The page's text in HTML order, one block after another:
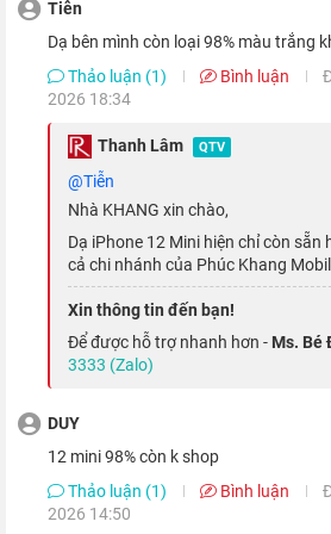
Quay sang mặt sau, Apple vẫn sử
nên độ bền của thiết bị cũng được cải
Màn hình OLED Super
nét
smartphone mini này của Nhà Táo,
bị màn hình kích thước 5.4 inch.
Tiễn
Dạ bên mình còn loại 98% màu trắng
Thảo luận (1)
Bình luận
2026 18:34
Thanh Lâm QTV
@Tiễn
Nhà KHANG xin chào,
Dạ iPhone 12 Mini hiện chỉ còn sẵn
cả chi nhánh của Phúc Khang
Xin thông tin đến bạn!
Để được hỗ trợ nhanh hơn - Ms. Bé
3333 (Zalo)
DUY
12 mini 98% còn k shop
Thảo luận (1)
Bình luận
2026 14:50